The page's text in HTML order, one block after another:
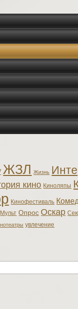
ЖЗЛ Жизнь
кино Киноляпы
Кинофестиваль
Мульт Опрос Оскар
увлечение